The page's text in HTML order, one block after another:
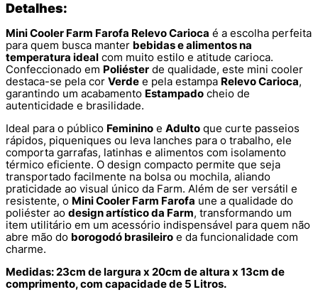
Detalhes:
Mini Cooler Farm Farofa Relevo Carioca é a escolha perfeita
para quem busca manter bebidas e alimentos na
temperatura ideal com muito estilo e atitude carioca.
Confeccionado em Poliéster de qualidade, este mini cooler
destaca-se pela cor Verde e pela estampa Relevo Carioca,
garantindo um acabamento Estampado cheio de
autenticidade e brasilidade.
Ideal para o público Feminino e Adulto que curte passeios
rápidos, piqueniques ou leva lanches para o trabalho, ele
comporta garrafas, latinhas e alimentos com isolamento
térmico eficiente. O design compacto permite que seja
transportado facilmente na bolsa ou mochila, aliando
praticidade ao visual único da Farm. Além de ser versátil e
resistente, o Mini Cooler Farm Farofa une a qualidade do
poliéster ao design artístico da Farm, transformando um
item utilitário em um acessório indispensável para quem não
abre mão do borogodó brasileiro e da funcionalidade com
charme.
Medidas: 23cm de largura x 20cm de altura x 13cm de
comprimento, com capacidade de 5 Litros.